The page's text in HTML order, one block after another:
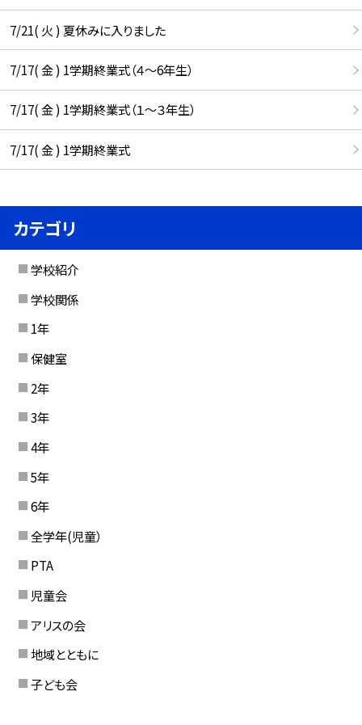
7/21( 火 ) 夏休みに入りました
7/17( 金 ) 1学期終業式（４～6年生）
7/17( 金 ) 1学期終業式（１～３年生）
7/17( 金 ) 1学期終業式
カテゴリ
学校紹介
学校関係
1年
保健室
2年
3年
4年
5年
6年
全学年(児童）
PTA
児童会
アリスの会
地域とともに
子ども会